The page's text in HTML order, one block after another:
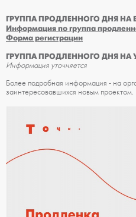
ГРУППА ПРОДЛЕННОГО ДНЯ НА
Информация по группа
Форма регистрации
ГРУППА ПРОДЛЕННОГО ДНЯ НА
Информация уточняется
Более подробная информация - на
заинтересовавшихся новым проектом.